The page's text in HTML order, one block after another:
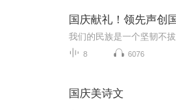
国庆献礼！领先声创
8 6076
国庆美诗文